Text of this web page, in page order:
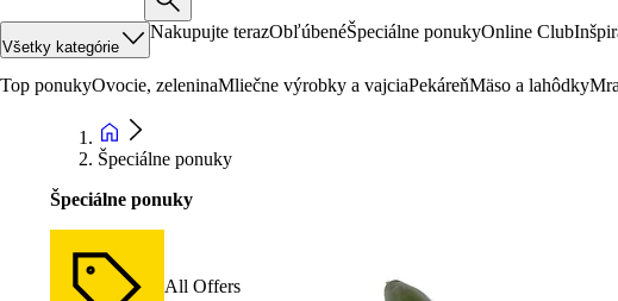
Všetky kategórie
Nakupujte terazObľúbenéŠpeciálne ponukyOnline Club
Top ponukyOvocie, zeleninaMliečne výrobky a vajciaPekáreňMäso a lahôdky
Špeciálne ponuky
Špeciálne ponuky
All Offers